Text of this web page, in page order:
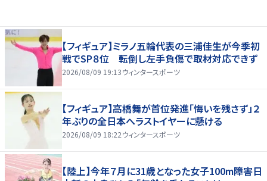
【フィギュア】ミラノ五輪代表の三浦佳生が今季初
戦でSP８位 転倒し左手負傷で取材対応できず
2026/08/09 19:13ウィンタースポーツ
【フィギュア】高橋舞が首位発進「悔いを残さず」２
年ぶりの全日本へラストイヤーに懸ける
2026/08/09 18:22ウィンタースポーツ
【陸上】今年７月に31歳となった女子100m障害日